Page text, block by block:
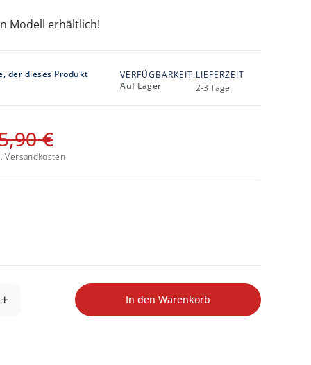
Modell erhältlich!
der dieses Produkt
VERFÜGBARKEIT:
Auf Lager
LIEFERZEIT
2-3 Tage
€
Versandkosten
+ In den Warenkorb